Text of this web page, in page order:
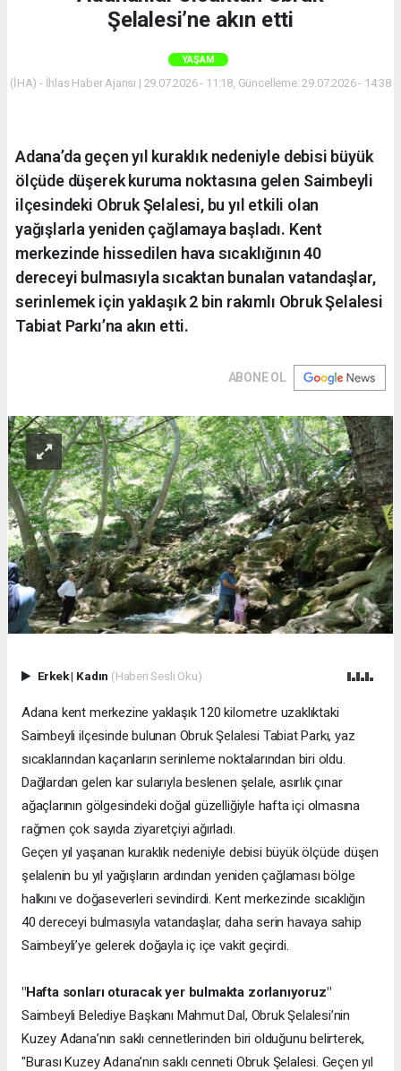
Şelalesi’ne akın etti
YAŞAM
(İHA) - İhlas Haber Ajansı | 29.07.2026 - 11:18, Güncelleme: 29.07.2026 - 14:38
Adana’da geçen yıl kuraklık nedeniyle debisi büyük
ölçüde düşerek kuruma noktasına gelen Saimbeyli
ilçesindeki Obruk Şelalesi, bu yıl etkili olan
yağışlarla yeniden çağlamaya başladı. Kent
merkezinde hissedilen hava sıcaklığının 40
dereceyi bulmasıyla sıcaktan bunalan vatandaşlar,
serinlemek için yaklaşık 2 bin rakımlı Obruk Şelalesi
Tabiat Parkı’na akın etti.
ABONE OL
Erkek| Kadın (Haberi Sesli Oku)
Adana kent merkezine yaklaşık 120 kilometre uzaklıktaki
Saimbeyli ilçesinde bulunan Obruk Şelalesi Tabiat Parkı, yaz
sıcaklarından kaçanların serinleme noktalarından biri oldu.
Dağlardan gelen kar sularıyla beslenen şelale, asırlık çınar
ağaçlarının gölgesindeki doğal güzelliğiyle hafta içi olmasına
rağmen çok sayıda ziyaretçiyi ağırladı.
Geçen yıl yaşanan kuraklık nedeniyle debisi büyük ölçüde düşen
şelalenin bu yıl yağışların ardından yeniden çağlaması bölge
halkını ve doğaseverleri sevindirdi. Kent merkezinde sıcaklığın
40 dereceyi bulmasıyla vatandaşlar, daha serin havaya sahip
Saimbeyli’ye gelerek doğayla iç içe vakit geçirdi.
"Hafta sonları oturacak yer bulmakta zorlanıyoruz"
Saimbeyli Belediye Başkanı Mahmut Dal, Obruk Şelalesi’nin
Kuzey Adana’nın saklı cennetlerinden biri olduğunu belirterek,
"Burası Kuzey Adana’nın saklı cenneti Obruk Şelalesi. Geçen yıl